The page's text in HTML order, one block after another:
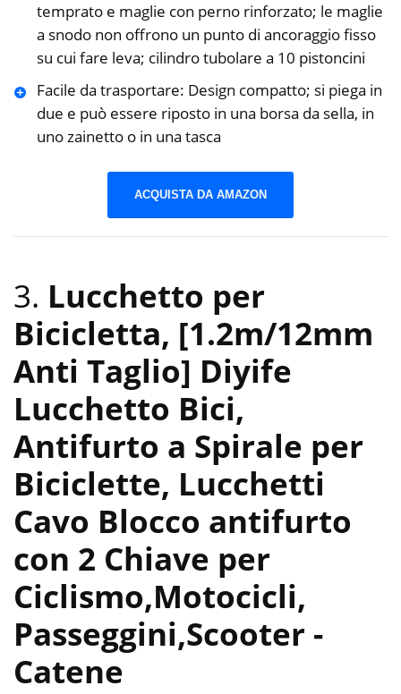
temprato e maglie con perno rinforzato; le maglie
a snodo non offrono un punto di ancoraggio fisso
su cui fare leva; cilindro tubolare a 10 pistoncini
Facile da trasportare: Design compatto; si piega in
due e può essere riposto in una borsa da sella, in
uno zainetto o in una tasca
ACQUISTA DA AMAZON
3. Lucchetto per
Bicicletta, [1.2m/12mm
Anti Taglio] Diyife
Lucchetto Bici,
Antifurto a Spirale per
Biciclette, Lucchetti
Cavo Blocco antifurto
con 2 Chiave per
Ciclismo,Motocicli,
Passeggini,Scooter -
Catene